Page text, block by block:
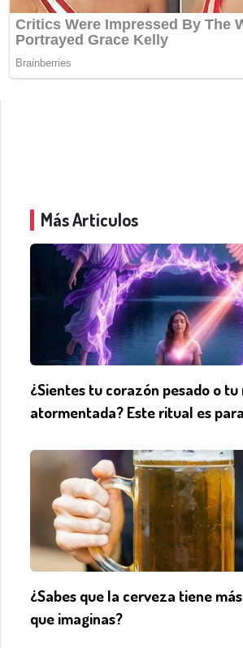
Más Articulos
¿Sientes tu corazón pesado o
atormentada? Este ritual es
¿Sabes que la cerveza tiene
que imaginas?